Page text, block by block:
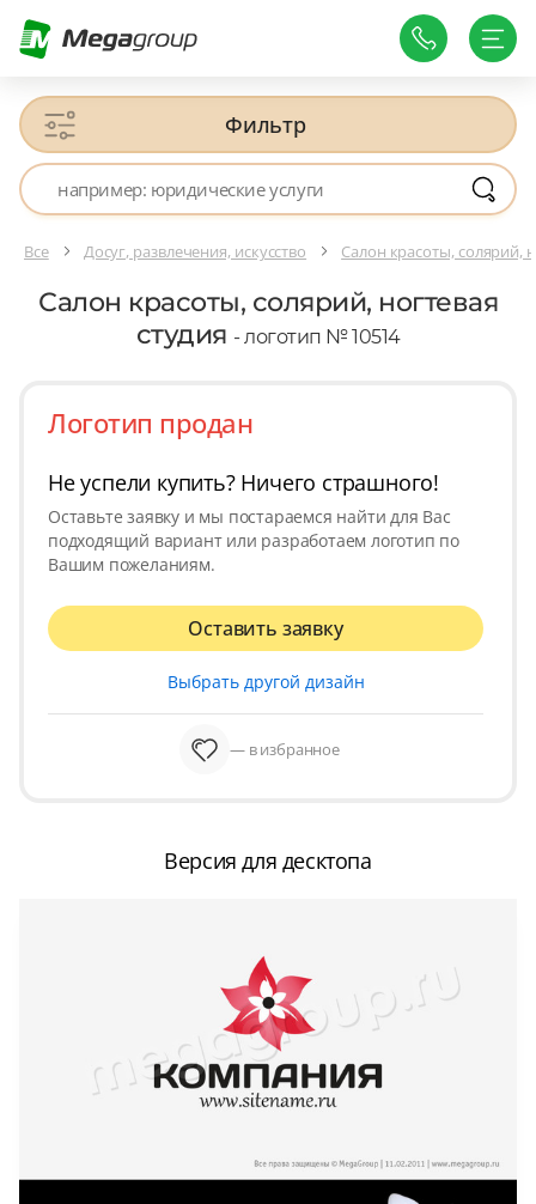
Фильтр
Все Досуг, развлечения, искусство Салон красоты, солярий,
Салон красоты, солярий, ногтевая
студия - логотип № 10514
Логотип продан
Не успели купить? Ничего страшного!
Оставьте заявку и мы постараемся найти для Вас
подходящий вариант или разработаем логотип по
Вашим пожеланиям.
Оставить заявку
Выбрать другой дизайн
— в избранное
Версия для десктопа